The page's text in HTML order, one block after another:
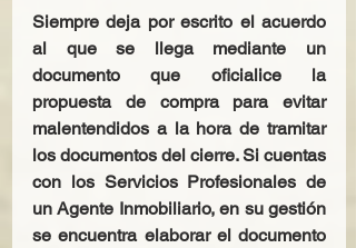
Siempre deja por escrito el acuerdo
al que se llega mediante un
documento que oficialice la
propuesta de compra para evitar
malentendidos a la hora de tramitar
los documentos del cierre. Si cuentas
con los Servicios Profesionales de
un Agente Inmobiliario, en su gestión
se encuentra elaborar el documento